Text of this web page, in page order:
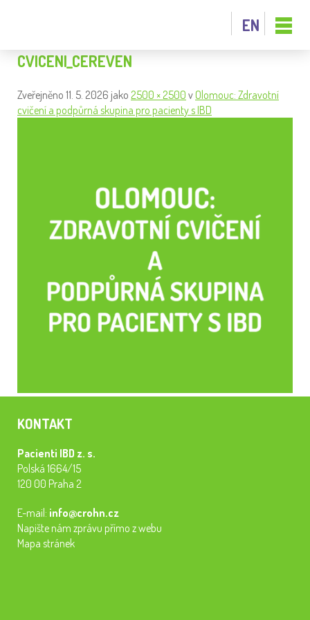
EN
CVICENI_CEREVEN
Zveřejněno 11. 5. 2026 jako 2500 × 2500 v Olomouc: Zdravotní
cvičení a podpůrná skupina pro pacienty s IBD
KONTAKT
Pacienti IBD z. s.
Polská 1664/15
120 00 Praha 2
E-mail: info@crohn.cz
Napište nám zprávu přímo z webu
Mapa stránek